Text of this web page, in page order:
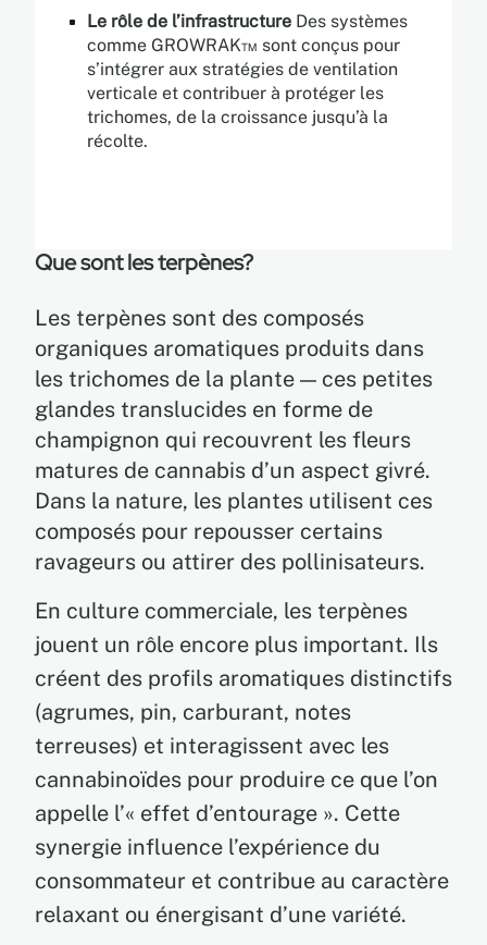
Le rôle de l’infrastructure Des systèmes
comme GROWRAK™ sont conçus pour
s’intégrer aux stratégies de ventilation
verticale et contribuer à protéger les
trichomes, de la croissance jusqu’à la
récolte.
Que sont les terpènes?
Les terpènes sont des composés
organiques aromatiques produits dans
les trichomes de la plante — ces petites
glandes translucides en forme de
champignon qui recouvrent les fleurs
matures de cannabis d’un aspect givré.
Dans la nature, les plantes utilisent ces
composés pour repousser certains
ravageurs ou attirer des pollinisateurs.
En culture commerciale, les terpènes
jouent un rôle encore plus important. Ils
créent des profils aromatiques distinctifs
(agrumes, pin, carburant, notes
terreuses) et interagissent avec les
cannabinoïdes pour produire ce que l’on
appelle l’« effet d’entourage ». Cette
synergie influence l’expérience du
consommateur et contribue au caractère
relaxant ou énergisant d’une variété.